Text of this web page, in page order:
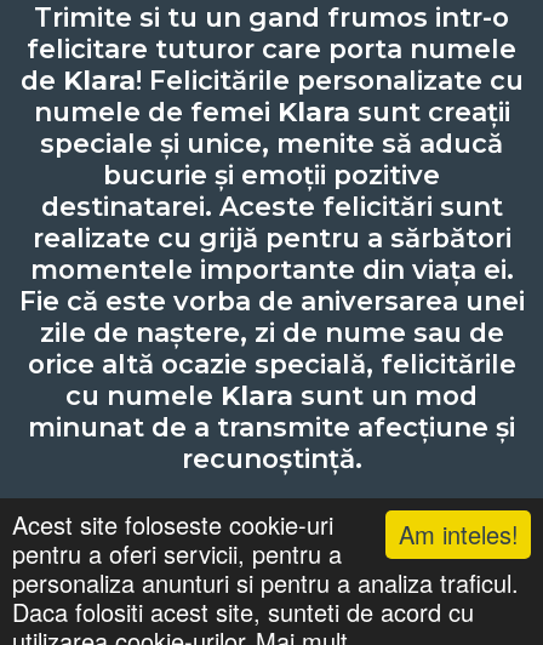
Am inteles!
Acest site foloseste cookie-uri
pentru a oferi servicii, pentru a
personaliza anunturi si pentru a analiza traficul.
Daca folositi acest site, sunteti de acord cu
Trimite si tu un gand frumos intr-o
felicitare tuturor care porta numele
de Klara! Felicitările personalizate cu
numele de femei Klara sunt creații
speciale și unice, menite să aducă
bucurie și emoții pozitive
destinatarei. Aceste felicitări sunt
realizate cu grijă pentru a sărbători
momentele importante din viața ei.
Fie că este vorba de aniversarea unei
zile de naștere, zi de nume sau de
orice altă ocazie specială, felicitările
cu numele Klara sunt un mod
minunat de a transmite afecțiune și
recunoștință.
Lista cu nume Căutari
Zile Onomastice
Confidentialitate Gif-uri Animate
©felicitaricunume.com. All Rights Reserved.